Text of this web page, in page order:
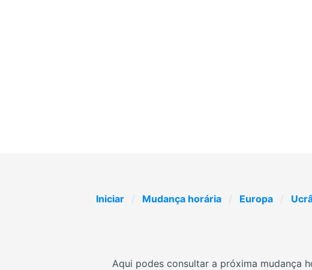
Iniciar Mudança horária Europa
Aqui podes consultar a próxima mudança